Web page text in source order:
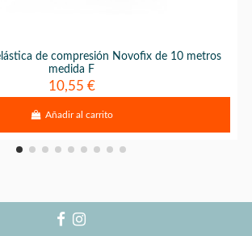
de compresión Novofix de 10 metros
medida F
10,55 €
Añadir al carrito